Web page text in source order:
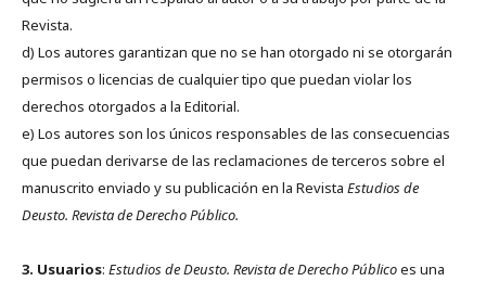
Revista.
d) Los autores garantizan que no se han otorgado ni se otorgarán
permisos o licencias de cualquier tipo que puedan violar los
derechos otorgados a la Editorial.
e) Los autores son los únicos responsables de las consecuencias
que puedan derivarse de las reclamaciones de terceros sobre el
manuscrito enviado y su publicación en la Revista Estudios de
Deusto. Revista de Derecho Público.
3. Usuarios: Estudios de Deusto. Revista de Derecho Públicoes una